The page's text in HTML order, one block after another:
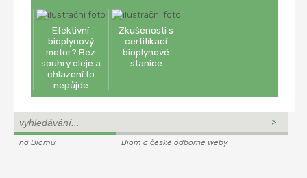
Efektivní
bioplynový
motor? Bez
souhry oleje a
chlazení to
nepůjde
Zkušenosti s
certifikací
bioplynové
stanice
na Biomu Biom a české odborné weby